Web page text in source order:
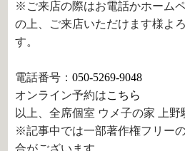
※ご来店の際はお電話かホーム
の上、ご来店いただけます様よ
す。
電話番号：050-5269-9048
オンライン予約はこちら
以上、全席個室 ウメ子の家 上野
※記事中では一部著作権フリー
合がございます。